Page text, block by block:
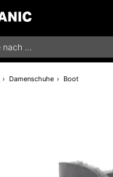
Damenschuhe Boot